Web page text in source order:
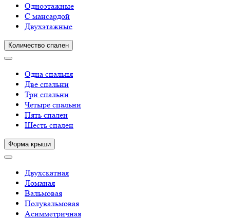
Одноэтажные
С мансардой
Двухэтажные
Количество спален
Одна спальня
Две спальни
Три спальни
Четыре спальни
Пять спален
Шесть спален
Форма крыши
Двухскатная
Ломаная
Вальмовая
Полувальмовая
Асимметричная